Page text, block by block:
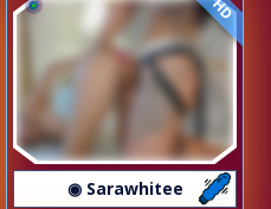
HD
◉ Sarawhitee